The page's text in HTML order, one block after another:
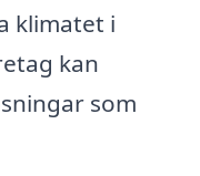
klimatet i
kan
som